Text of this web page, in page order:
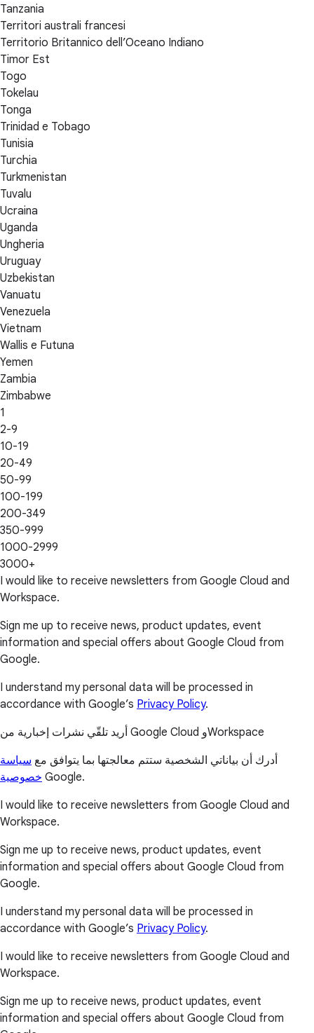
Tanzania
Territori australi francesi
Territorio Britannico dell’Oceano Indiano
Timor Est
Togo
Tokelau
Tonga
Trinidad e Tobago
Tunisia
Turchia
Turkmenistan
Tuvalu
Ucraina
Uganda
Ungheria
Uruguay
Uzbekistan
Vanuatu
Venezuela
Vietnam
Wallis e Futuna
Yemen
Zambia
Zimbabwe
1
2-9
10-19
20-49
50-99
100-199
200-349
350-999
1000-2999
3000+
I would like to receive newsletters from Google Cloud and
Workspace.
Sign me up to receive news, product updates, event
information and special offers about Google Cloud from
Google.
I understand my personal data will be processed in
accordance with Google’s Privacy Policy.
أريد تلقّي نشرات إخبارية من Google Cloud وWorkspace
أدرك أن بياناتي الشخصية ستتم معالجتها بما يتوافق مع سياسة
خصوصية Google.
I would like to receive newsletters from Google Cloud and
Workspace.
Sign me up to receive news, product updates, event
information and special offers about Google Cloud from
Google.
I understand my personal data will be processed in
accordance with Google’s Privacy Policy.
I would like to receive newsletters from Google Cloud and
Workspace.
Sign me up to receive news, product updates, event
information and special offers about Google Cloud from